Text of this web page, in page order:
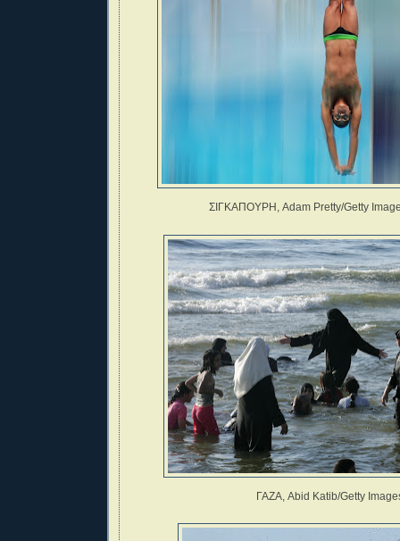
ΣΙΓΚΑΠΟΥΡΗ, Adam Pretty/Getty
ΓΑΖΑ, Abid Katib/Getty